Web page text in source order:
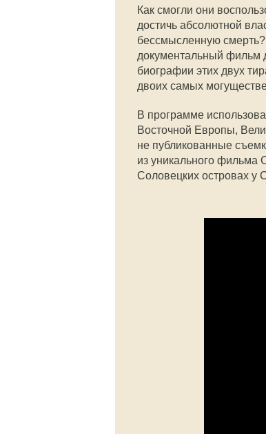
Как смогли они
достичь абсолютной
бессмысленную
документальный фильм
биографии этих двух
двоих самых
В программе
Восточной Европы,
не публикованные
из уникального фильма
Соловецких островах у